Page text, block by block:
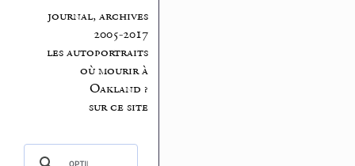
journal, archives
2005-2017
les autoportraits
où mourir à
Oakland ?
sur ce site